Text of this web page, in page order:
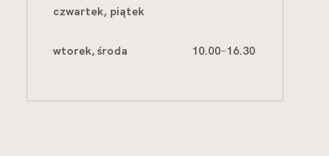
czwartek, piątek
wtorek, środa 10.00–16.30